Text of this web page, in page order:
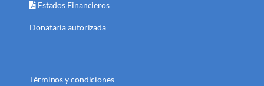
Estados Financieros
Donataria autorizada
Términos y condiciones